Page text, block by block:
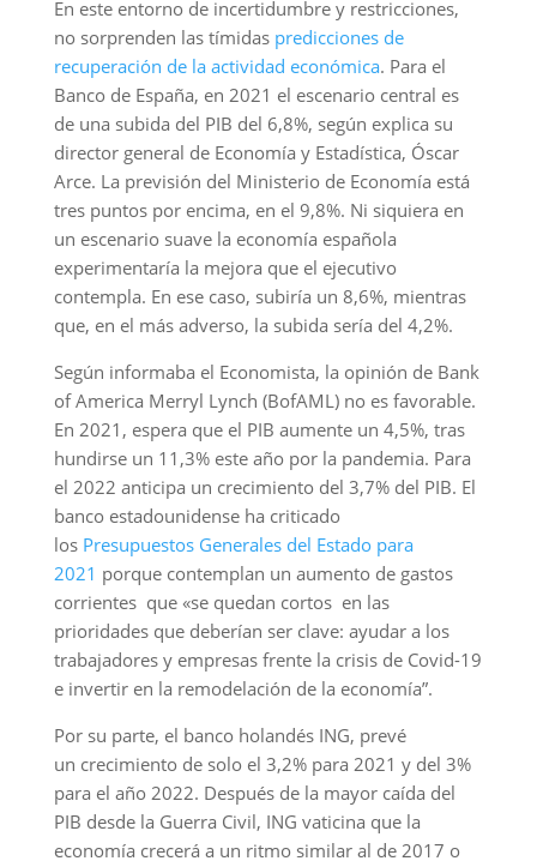
En este entorno de incertidumbre y restricciones,
no sorprenden las tímidas predicciones de
recuperación de la actividad económica. Para el
Banco de España, en 2021 el escenario central es
de una subida del PIB del 6,8%, según explica su
director general de Economía y Estadística, Óscar
Arce. La previsión del Ministerio de Economía está
tres puntos por encima, en el 9,8%. Ni siquiera en
un escenario suave la economía española
experimentaría la mejora que el ejecutivo
contempla. En ese caso, subiría un 8,6%, mientras
que, en el más adverso, la subida sería del 4,2%.
Según informaba el Economista, la opinión de Bank
of America Merryl Lynch (BofAML) no es favorable.
En 2021, espera que el PIB aumente un 4,5%, tras
hundirse un 11,3% este año por la pandemia. Para
el 2022 anticipa un crecimiento del 3,7% del PIB. El
banco estadounidense ha criticado
los Presupuestos Generales del Estado para
2021 porque contemplan un aumento de gastos
corrientes que «se quedan cortos en las
prioridades que deberían ser clave: ayudar a los
trabajadores y empresas frente la crisis de Covid-19
e invertir en la remodelación de la economía”.
Por su parte, el banco holandés ING, prevé
un crecimiento de solo el 3,2% para 2021 y del 3%
para el año 2022. Después de la mayor caída del
PIB desde la Guerra Civil, ING vaticina que la
economía crecerá a un ritmo similar al de 2017 o